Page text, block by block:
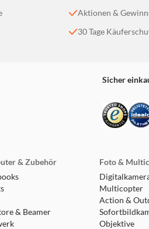
Aktionen &
30 Tage
Sicher
& Zubehör
& Beamer
Foto &
Multicopter
Action &
Objektive